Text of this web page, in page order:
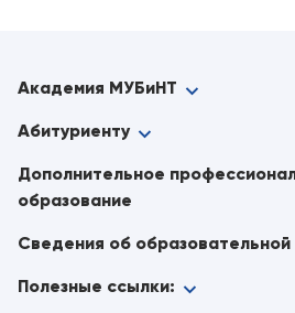
Академия МУБиНТ
Абитуриенту
Дополнительное
образование
Сведения об образовательной
Полезные ссылки: